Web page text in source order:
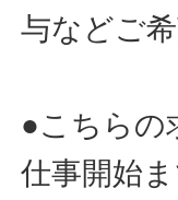
与などご
●こちらの
仕事開始